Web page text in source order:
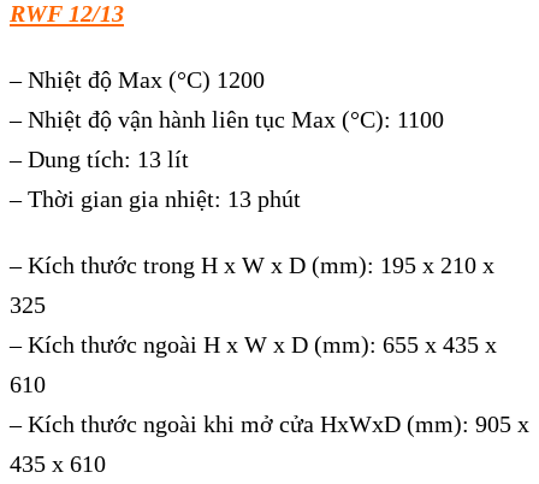
RWF 12/13
– Nhiệt độ Max (°C) 1200
– Nhiệt độ vận hành liên tục Max (°C): 1100
– Dung tích: 13 lít
– Thời gian gia nhiệt: 13 phút
– Kích thước trong H x W x D (mm): 195 x 210 x
325
– Kích thước ngoài H x W x D (mm): 655 x 435 x
610
– Kích thước ngoài khi mở cửa HxWxD (mm): 905 x
435 x 610